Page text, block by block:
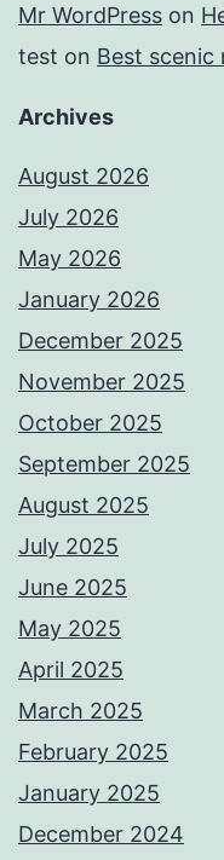
Mr WordPress on
test on Best scenic
Archives
August 2026
July 2026
May 2026
January 2026
December 2025
November 2025
October 2025
September 2025
August 2025
July 2025
June 2025
May 2025
April 2025
March 2025
February 2025
January 2025
December 2024